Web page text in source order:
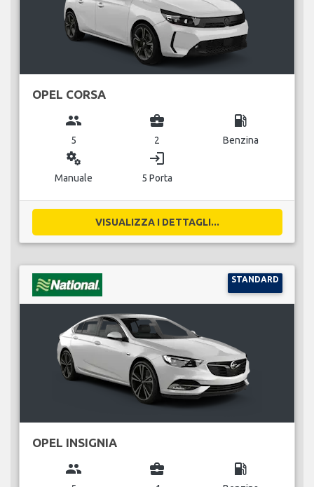
OPEL CORSA
group
5
business_center
2
local_gas_station
Benzina
miscellaneous_services
Manuale
login
5 Porta
VISUALIZZA I DETTAGLI...
STANDARD
OPEL INSIGNIA
group business_center local_gas_station